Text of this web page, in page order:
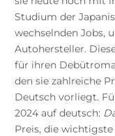
Studium der
wechselnden Jobs,
Autohersteller.
für ihren
den sie zahlreiche
Deutsch vorliegt.
2024 auf deutsch:
Preis, die